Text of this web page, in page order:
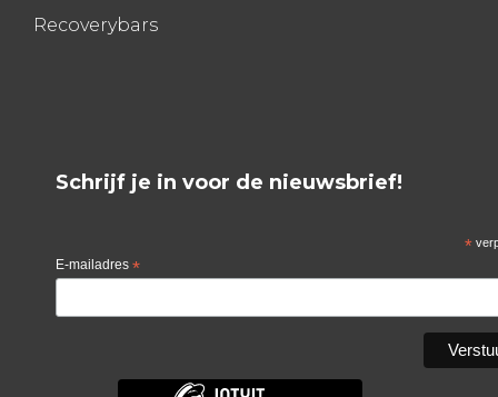
Recoverybars
Schrijf je in voor de nieuwsbrief!
*
E-mailadres *